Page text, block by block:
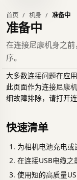
深色主题
首页 机身 准备中
准备中
在连接尼康机身之
序。
大多数连接问题在应
此页面作为连接尼康
细故障排除，请打开
快速清单
为相机电池充电或
在连接USB电缆之
使用短的高质量